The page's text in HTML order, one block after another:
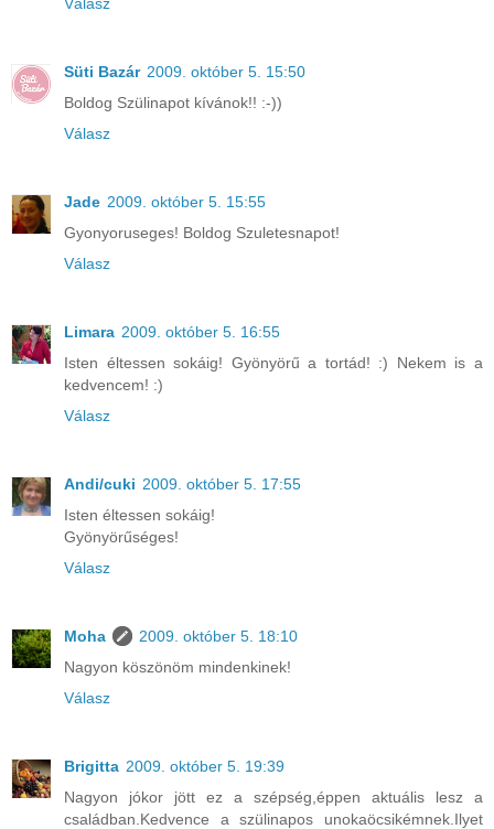
Süti Bazár 2009. október 5. 15:50
Boldog Szülinapot kívánok!! :-))
Válasz
Jade 2009. október 5. 15:55
Gyonyoruseges! Boldog Szuletesnapot!
Válasz
Limara 2009. október 5. 16:55
Isten éltessen sokáig! Gyönyörű a tortád! :) Nekem is a
kedvencem! :)
Válasz
Andi/cuki 2009. október 5. 17:55
Isten éltessen sokáig!
Gyönyörűséges!
Válasz
Moha
2009. október 5. 18:10
Nagyon köszönöm mindenkinek!
Válasz
Brigitta 2009. október 5. 19:39
Nagyon jókor jött ez a szépség,éppen aktuális lesz a
családban.Kedvence a szülinapos unokaöcsikémnek.Ilyet